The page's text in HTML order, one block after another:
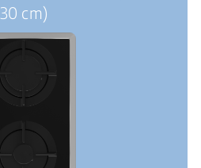
30 cm)